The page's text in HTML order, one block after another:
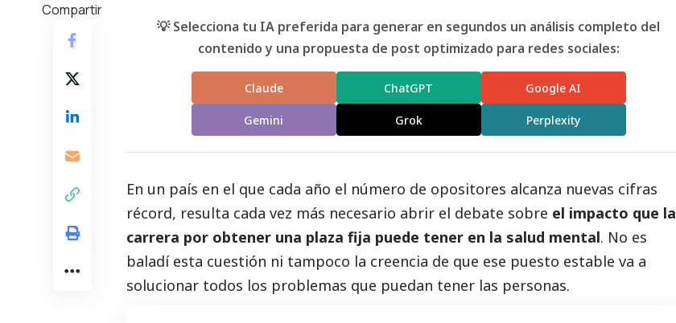
Compartir
💡 Selecciona tu IA preferida para generar en segundos un análisis completo del
contenido y una propuesta de post optimizado para redes sociales:
Claude ChatGPT Google AI
Gemini Grok Perplexity
En un país en el que cada año el número de opositores alcanza nuevas cifras
récord, resulta cada vez más necesario abrir el debate sobre el impacto que la
carrera por obtener una plaza fija puede tener en la salud mental. No es
baladí esta cuestión ni tampoco la creencia de que ese puesto estable va a
solucionar todos los problemas que puedan tener las personas.